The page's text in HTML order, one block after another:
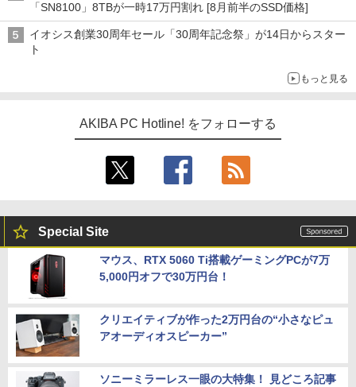
「SN8100」8TBが一時17万円割れ [8月前半のSSD価格]
イオシス創業30周年セール「30周年記念祭」が14日からスター
ト
もっと見る
AKIBA PC Hotline! をフォローする
Special Site
マウス、RTX 5060 Ti搭載ゲーミングPCが7万
5,000円オフで30万円台！
クリエイティブが作った2万円台の“小さなピュ
アオーディオスピーカー”
ソニーミラーレス一眼の大特集！ 見どころ記事